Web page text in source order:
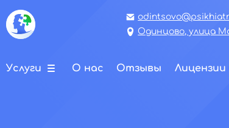
Одинцово, улица
Услуги О нас Отзывы